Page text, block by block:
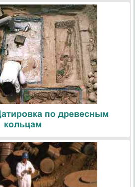
по древесным
кольцам